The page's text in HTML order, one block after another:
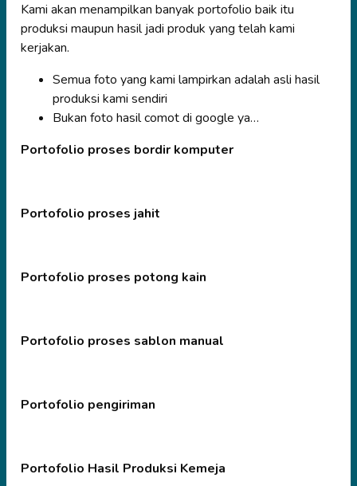
Kami akan menampilkan banyak portofolio baik itu
produksi maupun hasil jadi produk yang telah kami
kerjakan.
Semua foto yang kami lampirkan adalah asli hasil
produksi kami sendiri
Bukan foto hasil comot di google ya…
Portofolio proses bordir komputer
Portofolio proses jahit
Portofolio proses potong kain
Portofolio proses sablon manual
Portofolio pengiriman
Portofolio Hasil Produksi Kemeja